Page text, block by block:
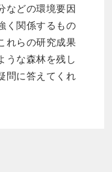
などの環境要因
く関係するもの
れらの研究成果
うな森林を残し
問に答えてくれ